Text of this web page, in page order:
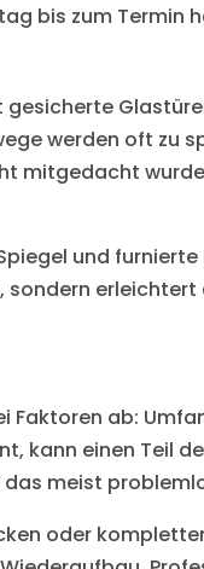
bis zum Termin
gesicherte
werden oft zu
mitgedacht
und
sondern
Faktoren ab:
kann einen Teil
meist
oder